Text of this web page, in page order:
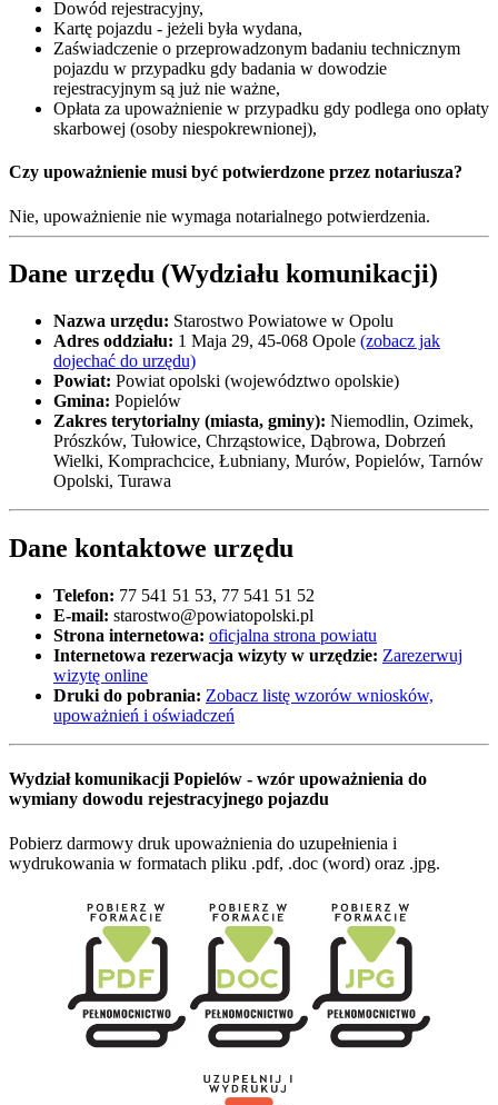
Dowód rejestracyjny,
Kartę pojazdu - jeżeli była wydana,
Zaświadczenie o przeprowadzonym badaniu technicznym
pojazdu w przypadku gdy badania w dowodzie
rejestracyjnym są już nie ważne,
Opłata za upoważnienie w przypadku gdy podlega ono opłaty
skarbowej (osoby niespokrewnionej),
Czy upoważnienie musi być potwierdzone przez notariusza?
Nie, upoważnienie nie wymaga notarialnego potwierdzenia.
Dane urzędu (Wydziału komunikacji)
Nazwa urzędu: Starostwo Powiatowe w Opolu
Adres oddziału: 1 Maja 29, 45-068 Opole (zobacz jak
dojechać do urzędu)
Powiat: Powiat opolski (województwo opolskie)
Gmina: Popielów
Zakres terytorialny (miasta, gminy): Niemodlin, Ozimek,
Prószków, Tułowice, Chrząstowice, Dąbrowa, Dobrzeń
Wielki, Komprachcice, Łubniany, Murów, Popielów, Tarnów
Opolski, Turawa
Dane kontaktowe urzędu
Telefon: 77 541 51 53, 77 541 51 52
E-mail: starostwo@powiatopolski.pl
Strona internetowa: oficjalna strona powiatu
Internetowa rezerwacja wizyty w urzędzie: Zarezerwuj
wizytę online
Druki do pobrania: Zobacz listę wzorów wniosków,
upoważnień i oświadczeń
Wydział komunikacji Popielów - wzór upoważnienia do
wymiany dowodu rejestracyjnego pojazdu
Pobierz darmowy druk upoważnienia do uzupełnienia i
wydrukowania w formatach pliku .pdf, .doc (word) oraz .jpg.